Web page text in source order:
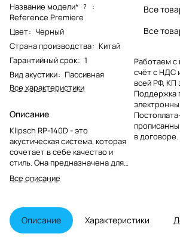
Название модели* ?
:
Reference Premiere
Цвет: Черный
Страна производства: Китай
Гарантийный срок: 1
Вид акустики: Пассивная
Все характеристики
Описание
Klipsch RP-140D - это
акустическая система, которая
сочетает в себе качество и
стиль. Она предназначена для
использования в мультирум
системах и озвучивания
RP-140D также может стать
частью домашнего кинотеатра в
тыловых каналах, обеспечивая
Все описание
Все
Все
Работаем с
счёт с НДС
всей РФ, КП
Поддержка
в договоре.
Описание Характеристики